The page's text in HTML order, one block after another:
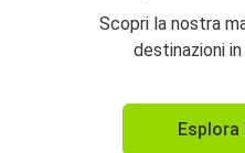
Scopri la nostra
destinazioni
Esplora